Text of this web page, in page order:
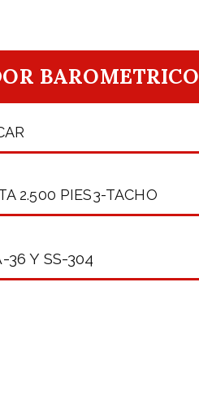
BAROMETRICO
2.500 PIES3-TACHO
36 Y SS-304